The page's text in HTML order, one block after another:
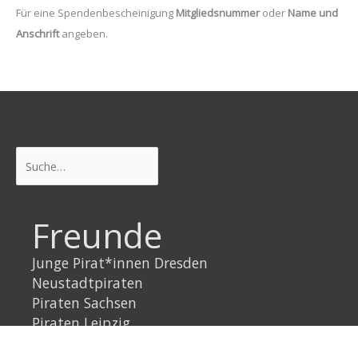
Für eine Spendenbescheinigung Mitgliedsnummeroder Name und
Anschriftangeben.
Freunde
Junge Pirat*innen Dresden
Neustadtpiraten
Piraten Sachsen
Piraten Leipzig